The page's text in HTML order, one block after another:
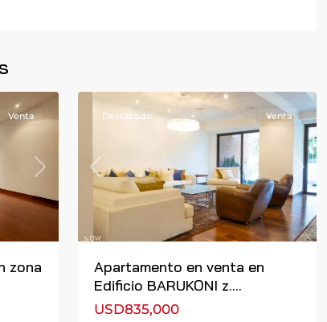
Next
Venta
zona
Previous Next
Destacado Venta
Apartamento en venta en
Edificio BARUKONI z....
USD835,000